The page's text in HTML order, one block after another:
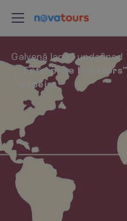
Galvenā lapa
undefined
„Enterprise
iespējas